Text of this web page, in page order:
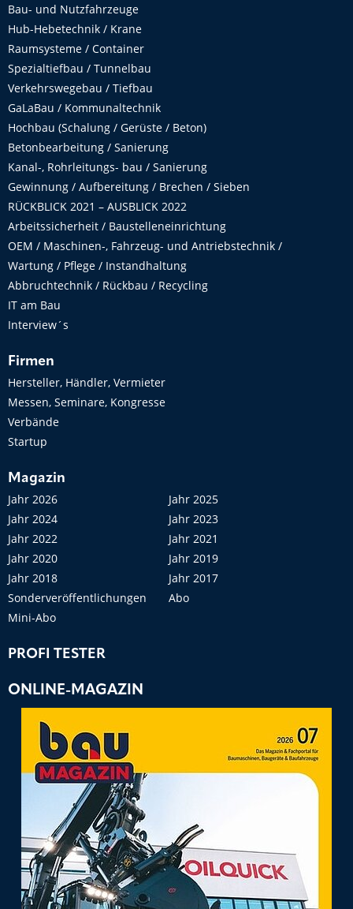
Bau- und Nutzfahrzeuge
Hub-Hebetechnik / Krane
Raumsysteme / Container
Spezialtiefbau / Tunnelbau
Verkehrswegebau / Tiefbau
GaLaBau / Kommunaltechnik
Hochbau (Schalung / Gerüste / Beton)
Betonbearbeitung / Sanierung
Kanal-, Rohrleitungs- bau / Sanierung
Gewinnung / Aufbereitung / Brechen / Sieben
RÜCKBLICK 2021 – AUSBLICK 2022
Arbeitssicherheit / Baustelleneinrichtung
OEM / Maschinen-, Fahrzeug- und Antriebstechnik /
Wartung / Pflege / Instandhaltung
Abbruchtechnik / Rückbau / Recycling
IT am Bau
Interview´s
Firmen
Hersteller, Händler, Vermieter
Messen, Seminare, Kongresse
Verbände
Startup
Magazin
Jahr 2026
Jahr 2025
Jahr 2024
Jahr 2023
Jahr 2022
Jahr 2021
Jahr 2020
Jahr 2019
Jahr 2018
Jahr 2017
Sonderveröffentlichungen
Abo
Mini-Abo
PROFI TESTER
ONLINE-MAGAZIN